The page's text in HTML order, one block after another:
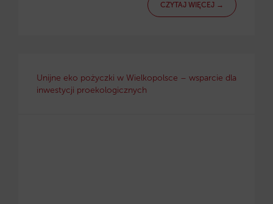
CZYTAJ WIĘCEJ →
Unijne eko pożyczki w Wielkopolsce – wsparcie dla
inwestycji proekologicznych